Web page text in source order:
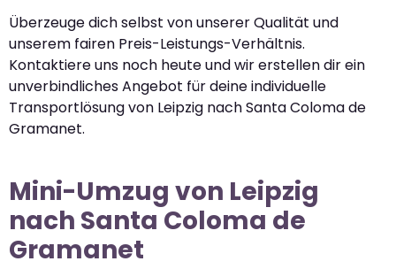
Überzeuge dich selbst von unserer Qualität und
unserem fairen Preis-Leistungs-Verhältnis.
Kontaktiere uns noch heute und wir erstellen dir ein
unverbindliches Angebot für deine individuelle
Transportlösung von Leipzig nach Santa Coloma de
Gramanet.
Mini-Umzug von Leipzig
nach Santa Coloma de
Gramanet